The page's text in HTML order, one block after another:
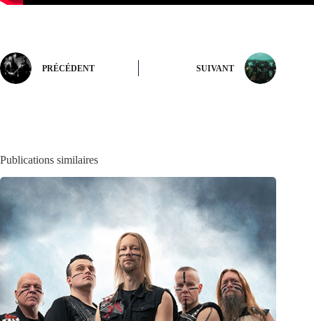
PRÉCÉDENT SUIVANT
Publications similaires